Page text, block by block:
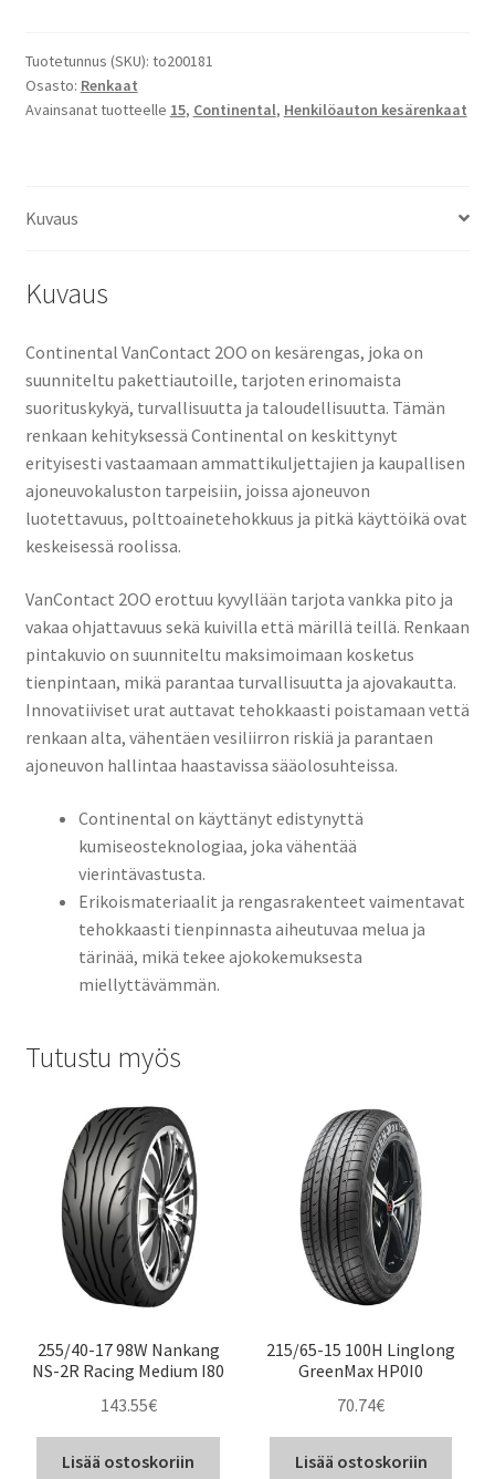
200
määrä
Tuotetunnus (SKU): to200181
Osasto: Renkaat
Avainsanat tuotteelle 15, Continental, Henkilöauton kesärenkaat
Kuvaus
Kuvaus
Continental VanContact 2OO on kesärengas, joka on
suunniteltu pakettiautoille, tarjoten erinomaista
suorituskykyä, turvallisuutta ja taloudellisuutta. Tämän
renkaan kehityksessä Continental on keskittynyt
erityisesti vastaamaan ammattikuljettajien ja kaupallisen
ajoneuvokaluston tarpeisiin, joissa ajoneuvon
luotettavuus, polttoainetehokkuus ja pitkä käyttöikä ovat
keskeisessä roolissa.
VanContact 2OO erottuu kyvyllään tarjota vankka pito ja
vakaa ohjattavuus sekä kuivilla että märillä teillä. Renkaan
pintakuvio on suunniteltu maksimoimaan kosketus
tienpintaan, mikä parantaa turvallisuutta ja ajovakautta.
Innovatiiviset urat auttavat tehokkaasti poistamaan vettä
renkaan alta, vähentäen vesiliirron riskiä ja parantaen
ajoneuvon hallintaa haastavissa sääolosuhteissa.
Continental on käyttänyt edistynyttä
kumiseosteknologiaa, joka vähentää
vierintävastusta.
Erikoismateriaalit ja rengasrakenteet vaimentavat
tehokkaasti tienpinnasta aiheutuvaa melua ja
tärinää, mikä tekee ajokokemuksesta
miellyttävämmän.
Tutustu myös
255/40-17 98W Nankang
NS-2R Racing Medium I80
143.55€
Lisää ostoskoriin
215/65-15 100H Linglong
GreenMax HP0I0
70.74€
Lisää ostoskoriin